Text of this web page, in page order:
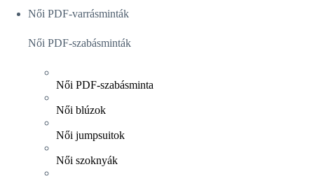
Női PDF-varrásminták
Női PDF-szabásminták
Női PDF-szabásminta
Női blúzok
Női jumpsuitok
Női szoknyák